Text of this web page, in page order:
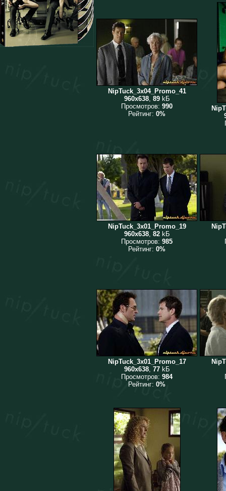
NipTuck_3x04_Promo_41
960x638, 89kБ
Просмотров: 990
Рейтинг: 0%
NipTuck_3x01_Promo_19
960x638, 82kБ
Просмотров: 985
Рейтинг: 0%
NipTuck_3x01_Promo_17
960x638, 77kБ
Просмотров: 984
Рейтинг: 0%